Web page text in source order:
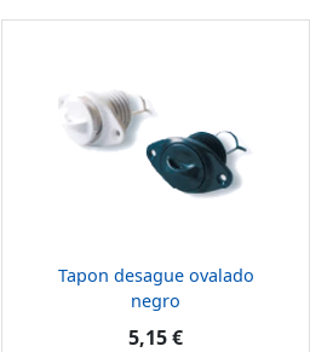
Tapon desague ovalado
negro
5,15 €